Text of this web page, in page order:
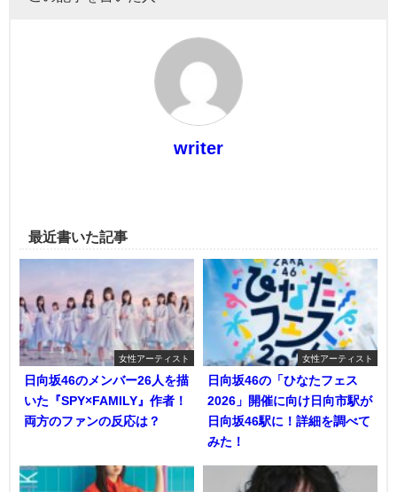
writer
最近書いた記事
女性アーティスト
日向坂46のメンバー26人を描
いた『SPY×FAMILY』作者！
両方のファンの反応は？
女性アーティスト
日向坂46の「ひなたフェス
2026」開催に向け日向市駅が
日向坂46駅に！詳細を調べて
みた！